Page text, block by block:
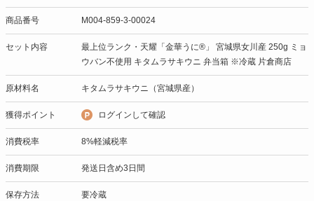
商品番号 M004-859-3-00024
セット内容
最上位ランク・天耀「金華うに®」 宮城県女川産 250g ミョ
ウバン不使用 キタムラサキウニ 弁当箱 ※冷蔵 片倉商店
原材料名 キタムラサキウニ（宮城県産）
獲得ポイント ログインして確認
消費税率 8%軽減税率
消費期限 発送日含め3日間
保存方法 要冷蔵